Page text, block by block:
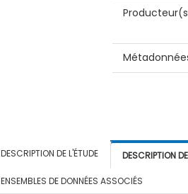
DESCRIPTION DE L'ÉTUDE DESCRIPTION
ENSEMBLES DE DONNÉES ASSOCIÉS